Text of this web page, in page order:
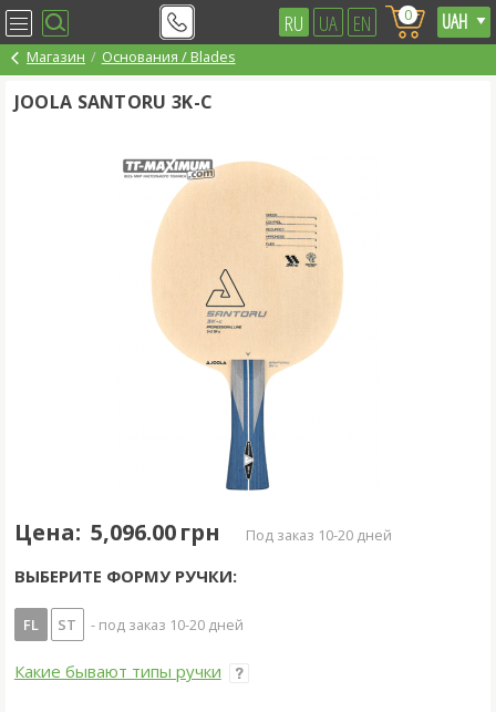
RU UA EN 0
Магазин Основания / Blades
JOOLA SANTORU 3K-C
Цена: 5,096.00 грн под заказ 10-20 дней
ВЫБЕРИТЕ ФОРМУ РУЧКИ:
FL ST - под заказ 10-20 дней
Какие бывают типы ручки